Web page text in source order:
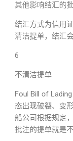
其他影响结汇的
结汇方式为信用
清洁提单，结汇
6
不清洁提单
Foul Bill of
态出现破裂、变
船公司根据规定
批注的提单就是